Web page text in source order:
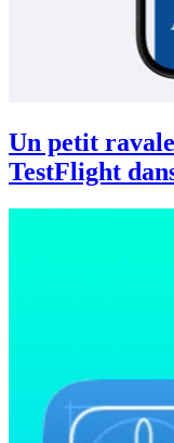
Un petit
TestFlight